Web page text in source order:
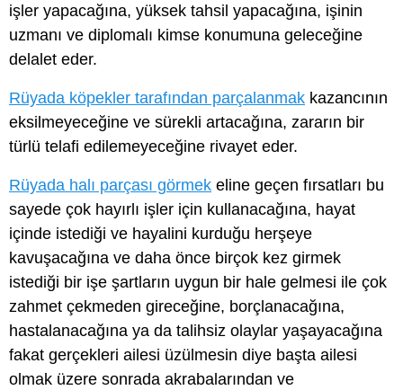
işler yapacağına, yüksek tahsil yapacağına, işinin
uzmanı ve diplomalı kimse konumuna geleceğine
delalet eder.
Rüyada köpekler tarafından parçalanmak kazancının
eksilmeyeceğine ve sürekli artacağına, zararın bir
türlü telafi edilemeyeceğine rivayet eder.
Rüyada halı parçası görmek eline geçen fırsatları bu
sayede çok hayırlı işler için kullanacağına, hayat
içinde istediği ve hayalini kurduğu herşeye
kavuşacağına ve daha önce birçok kez girmek
istediği bir işe şartların uygun bir hale gelmesi ile çok
zahmet çekmeden gireceğine, borçlanacağına,
hastalanacağına ya da talihsiz olaylar yaşayacağına
fakat gerçekleri ailesi üzülmesin diye başta ailesi
olmak üzere sonrada akrabalarından ve